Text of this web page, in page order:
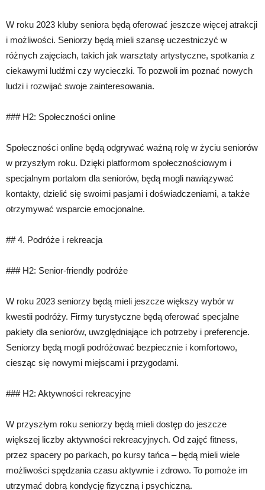
W roku 2023 kluby seniora będą oferować jeszcze więcej atrakcji
i możliwości. Seniorzy będą mieli szansę uczestniczyć w
różnych zajęciach, takich jak warsztaty artystyczne, spotkania z
ciekawymi ludźmi czy wycieczki. To pozwoli im poznać nowych
ludzi i rozwijać swoje zainteresowania.
### H2: Społeczności online
Społeczności online będą odgrywać ważną rolę w życiu seniorów
w przyszłym roku. Dzięki platformom społecznościowym i
specjalnym portalom dla seniorów, będą mogli nawiązywać
kontakty, dzielić się swoimi pasjami i doświadczeniami, a także
otrzymywać wsparcie emocjonalne.
## 4. Podróże i rekreacja
### H2: Senior-friendly podróże
W roku 2023 seniorzy będą mieli jeszcze większy wybór w
kwestii podróży. Firmy turystyczne będą oferować specjalne
pakiety dla seniorów, uwzględniające ich potrzeby i preferencje.
Seniorzy będą mogli podróżować bezpiecznie i komfortowo,
ciesząc się nowymi miejscami i przygodami.
### H2: Aktywności rekreacyjne
W przyszłym roku seniorzy będą mieli dostęp do jeszcze
większej liczby aktywności rekreacyjnych. Od zajęć fitness,
przez spacery po parkach, po kursy tańca – będą mieli wiele
możliwości spędzania czasu aktywnie i zdrowo. To pomoże im
utrzymać dobrą kondycję fizyczną i psychiczną.